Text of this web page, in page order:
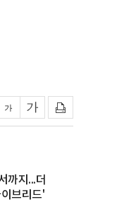
까지...더
브리드'